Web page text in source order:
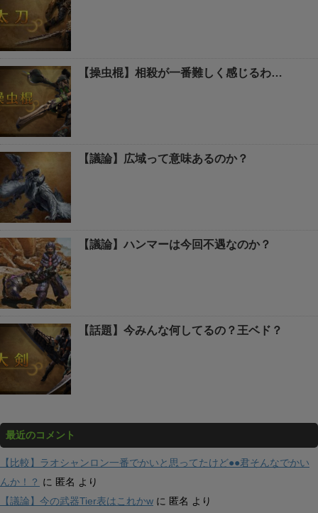
【操虫棍】相殺が一番難しく感じるわ…
【議論】広域って意味あるのか？
【議論】ハンマーは今回不遇なのか？
【話題】今みんな何してるの？王ベド？
最近のコメント
【比較】ラオシャンロン一番でかいと思ってたけど●●君そんなでかい
んか！？ に 匿名 より
【議論】今の武器Tier表はこれかw に 匿名 より